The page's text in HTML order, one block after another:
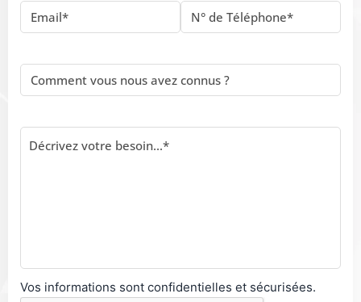
Vos informations sont confidentielles et sécurisées.